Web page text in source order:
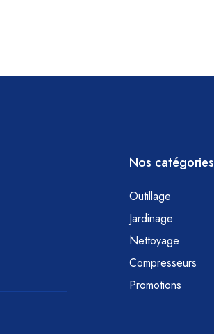
Nos catégories
Outillage
Jardinage
Nettoyage
Compresseurs
Promotions